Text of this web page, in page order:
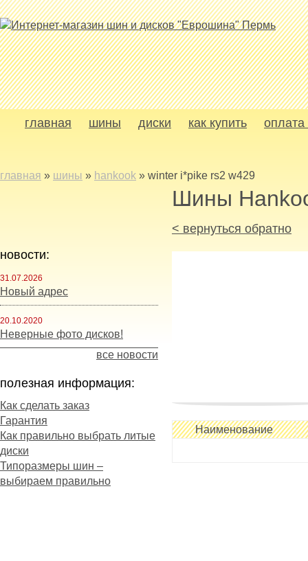
главная шины диски как купить оплата
главная » шины » hankook » winter i*pike rs2 w429
новости:
31.07.2026
Новый адрес
20.10.2020
Неверные фото дисков!
все новости
полезная информация:
Как сделать заказ
Гарантия
Как правильно выбрать литые
диски
Типоразмеры шин –
выбираем правильно
Шины
< вернуться обратно
Наименование